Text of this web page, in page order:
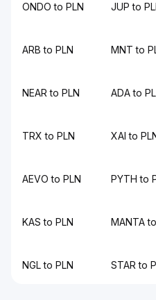
ONDO to PLN JUP to
ARB to PLN MNT to
NEAR to PLN ADA to
TRX to PLN XAI to
AEVO to PLN PYTH to
KAS to PLN MANTA
NGL to PLN STAR to